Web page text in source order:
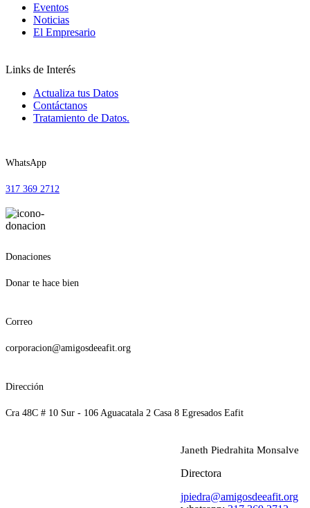
Eventos
Noticias
El Empresario
Links de Interés
Actualiza tus Datos
Contáctanos
Tratamiento de Datos.
WhatsApp
317 369 2712
Donaciones
Donar te hace bien
Correo
corporacion@amigosdeeafit.org
Dirección
Cra 48C # 10 Sur - 106 Aguacatala 2 Casa 8 Egresados Eafit
Janeth Piedrahita Monsalve
Directora
jpiedra@amigosdeeafit.org